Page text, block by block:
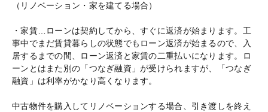
（リノベーション・家を建てる場合）
・家賃…ローンは契約してから、すぐに返済が始まります。工
事中でまだ賃貸暮らしの状態でもローン返済が始まるので、入
居するまでの間、ローン返済と家賃の二重払いになります。ロ
ーンとはまた別の「つなぎ融資」が受けられますが、「つなぎ
融資」は利率がかなり高くなります。
中古物件を購入してリノベーションする場合、引き渡しを終え